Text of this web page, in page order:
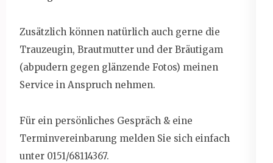
Zusätzlich können natürlich auch gerne die
Trauzeugin, Brautmutter und der Bräutigam
(abpudern gegen glänzende Fotos) meinen
Service in Anspruch nehmen.
Für ein persönliches Gespräch & eine
Terminvereinbarung melden Sie sich einfach
unter 0151/68114367.